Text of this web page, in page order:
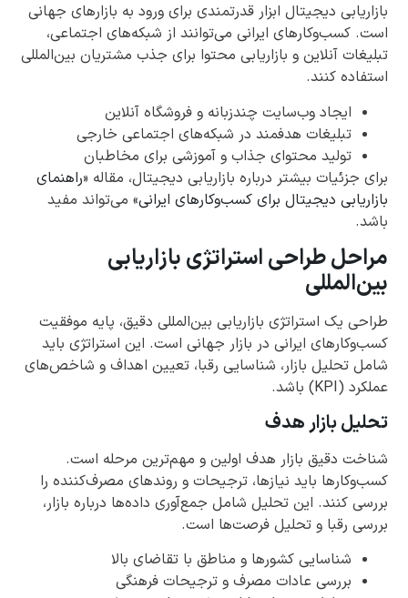
بازاریابی دیجیتال ابزار قدرتمندی برای ورود به بازارهای جهانی
است. کسب‌وکارهای ایرانی می‌توانند از شبکه‌های اجتماعی،
تبلیغات آنلاین و بازاریابی محتوا برای جذب مشتریان بین‌المللی
استفاده کنند.
ایجاد وب‌سایت چندزبانه و فروشگاه آنلاین
تبلیغات هدفمند در شبکه‌های اجتماعی خارجی
تولید محتوای جذاب و آموزشی برای مخاطبان
برای جزئیات بیشتر درباره بازاریابی دیجیتال، مقاله «راهنمای
بازاریابی دیجیتال برای کسب‌وکارهای ایرانی» می‌تواند مفید
باشد.
مراحل طراحی استراتژی بازاریابی
بین‌المللی
طراحی یک استراتژی بازاریابی بین‌المللی دقیق، پایه موفقیت
کسب‌وکارهای ایرانی در بازار جهانی است. این استراتژی باید
شامل تحلیل بازار، شناسایی رقبا، تعیین اهداف و شاخص‌های
عملکرد (KPI) باشد.
تحلیل بازار هدف
شناخت دقیق بازار هدف اولین و مهم‌ترین مرحله است.
کسب‌وکارها باید نیازها، ترجیحات و روندهای مصرف‌کننده را
بررسی کنند. این تحلیل شامل جمع‌آوری داده‌ها درباره بازار،
بررسی رقبا و تحلیل فرصت‌ها است.
شناسایی کشورها و مناطق با تقاضای بالا
بررسی عادات مصرف و ترجیحات فرهنگی